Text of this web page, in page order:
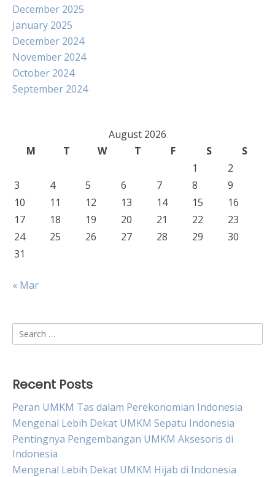
December 2025
January 2025
December 2024
November 2024
October 2024
September 2024
August 2026
M
T W T F S
S
1
2
3
4 5 6 7 8
9
10
11 12 13 14 15
16
17
18 19 20 21 22
23
24
25 26 27 28 29
30
31
« Mar
Search
for:
Recent Posts
Peran UMKM Tas dalam Perekonomian Indonesia
Mengenal Lebih Dekat UMKM Sepatu Indonesia
Pentingnya Pengembangan UMKM Aksesoris di
Indonesia
Mengenal Lebih Dekat UMKM Hijab di Indonesia